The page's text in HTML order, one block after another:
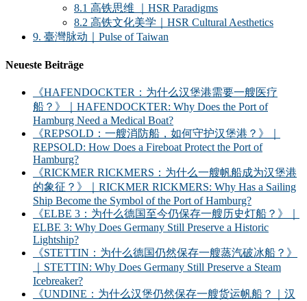
8.1 高铁思维 ｜HSR Paradigms
8.2 高铁文化美学｜HSR Cultural Aesthetics
9. 臺灣脉动｜Pulse of Taiwan
Neueste Beiträge
《HAFENDOCKTER：为什么汉堡港需要一艘医疗
船？》｜HAFENDOCKTER: Why Does the Port of
Hamburg Need a Medical Boat?
《REPSOLD：一艘消防船，如何守护汉堡港？》｜
REPSOLD: How Does a Fireboat Protect the Port of
Hamburg?
《RICKMER RICKMERS：为什么一艘帆船成为汉堡港
的象征？》｜RICKMER RICKMERS: Why Has a Sailing
Ship Become the Symbol of the Port of Hamburg?
《ELBE 3：为什么德国至今仍保存一艘历史灯船？》｜
ELBE 3: Why Does Germany Still Preserve a Historic
Lightship?
《STETTIN：为什么德国仍然保存一艘蒸汽破冰船？》
｜STETTIN: Why Does Germany Still Preserve a Steam
Icebreaker?
《UNDINE：为什么汉堡仍然保存一艘货运帆船？｜汉